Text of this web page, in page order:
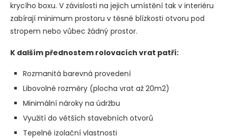
krycího boxu. V závislosti na jejich umístění tak v interiéru
zabírají minimum prostoru v těsné blízkosti otvoru pod
stropem nebo vůbec žádný prostor.
K dalším přednostem rolovacích vrat patří:
Rozmanitá barevná provedení
Libovolné rozměry (plocha vrat až 20m2)
Minimální nároky na údržbu
Využití do větších stavebních otvorů
Tepelně izolační vlastnosti